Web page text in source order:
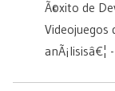
Ã©xito de
Videojuegos
anÃ¡lisisâ€¦